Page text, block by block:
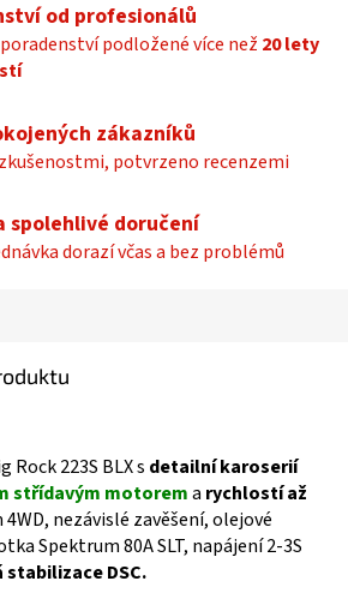
od profesionálů
podložené více než 20 lety
zákazníků
potvrzeno recenzemi
spolehlivé doručení
dorazí včas a bez problémů
Rock 223S BLX s detailní karoserií
střídavým motorema rychlostí až
nezávislé zavěšení, olejové
Spektrum 80A SLT, napájení 2-3S
DSC.